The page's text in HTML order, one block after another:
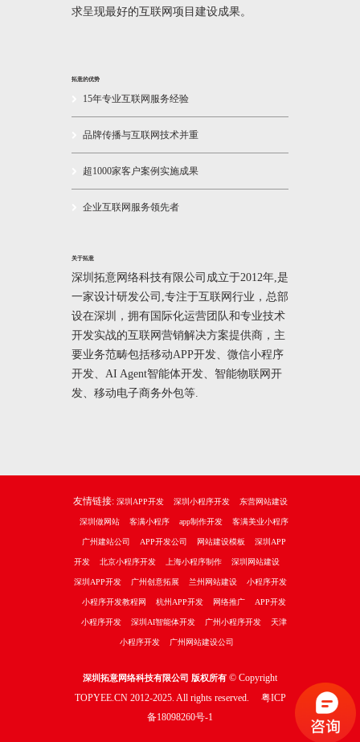
求呈现最好的互联网项目建设成果。
拓意的优势
15年专业互联网服务经验
品牌传播与互联网技术并重
超1000家客户案例实施成果
企业互联网服务领先者
关于拓意
深圳拓意网络科技有限公司成立于2012年,是
一家设计研发公司,专注于互联网行业，总部
设在深圳，拥有国际化运营团队和专业技术
开发实战的互联网营销解决方案提供商，主
要业务范畴包括移动APP开发、微信小程序
开发、AI Agent智能体开发、智能物联网开
发、移动电子商务外包等.
友情链接: 深圳APP开发 深圳小程序开发 东营网站建设
深圳做网站 客满小程序 app制作开发 客满美业小程序
广州建站公司 APP开发公司 网站建设模板 深圳APP
开发 北京小程序开发 上海小程序制作 深圳网站建设
深圳APP开发 广州创意拓展 兰州网站建设 小程序开发
小程序开发教程网 杭州APP开发 网络推广 APP开发
小程序开发 深圳AI智能体开发 广州小程序开发 天津
小程序开发 广州网站建设公司
深圳拓意网络科技有限公司 版权所有 © Copyright
TOPYEE.CN 2012-2025. All rights reserved. 粤ICP
备18098260号-1